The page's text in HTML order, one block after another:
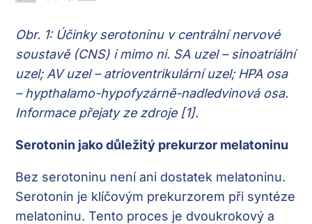
Obr. 1: Účinky serotoninu v centrální nervové
soustavě (CNS) i mimo ni. SA uzel – sinoatriální
uzel; AV uzel – atrioventrikulární uzel; HPA osa
– hypthalamo-hypofyzárně-nadledvinová osa.
Informace přejaty ze zdroje [1].
Serotonin jako důležitý prekurzor melatoninu
Bez serotoninu není ani dostatek melatoninu.
Serotonin je klíčovým prekurzorem při syntéze
melatoninu. Tento proces je dvoukrokový a